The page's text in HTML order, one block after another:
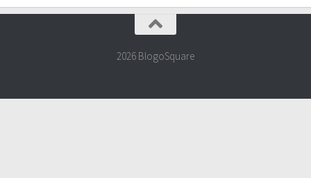
2026 BlogoSquare